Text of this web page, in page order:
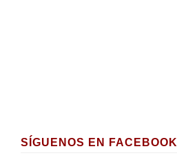
SÍGUENOS EN FACEBOOK